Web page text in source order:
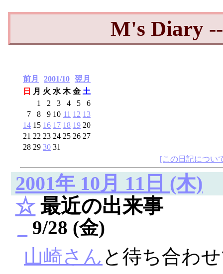
M's Diary
前月 2001/10
翌月
日
月 火 水 木 金 土
1
2 3 4 5
6
7
8 9 10 11 12 13
14 15 16 17 18 19 20
21 22 23 24 25 26 27
28 29 30 31
[この日記につい
2001年 10月 11日 (木)
☆最近の出来事
9/28 (金)
山崎さん と待ち合わ